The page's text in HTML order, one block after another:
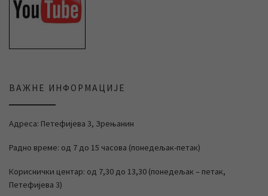
ВАЖНЕ ИНФОРМАЦИЈЕ
Адреса: Петефијева 3, Зрењанин
Радно време: од 7 до 15 часова (понедељак-петак)
Кориснички центар: од 7,30 до 13,30 (понедељак – петак,
Петефијева 3)